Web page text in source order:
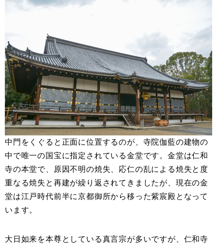
中門をくぐると正面に位置するのが、寺院伽藍の建物の
中で唯一の国宝に指定されている金堂です。金堂は仁和
寺の本堂で、原因不明の焼失、応仁の乱による焼失と度
重なる焼失と再建が繰り返されてきましたが、現在の金
堂は江戸時代前半に京都御所から移った紫宸殿となって
います。
大日如来を本尊としている真言宗が多いですが、仁和寺